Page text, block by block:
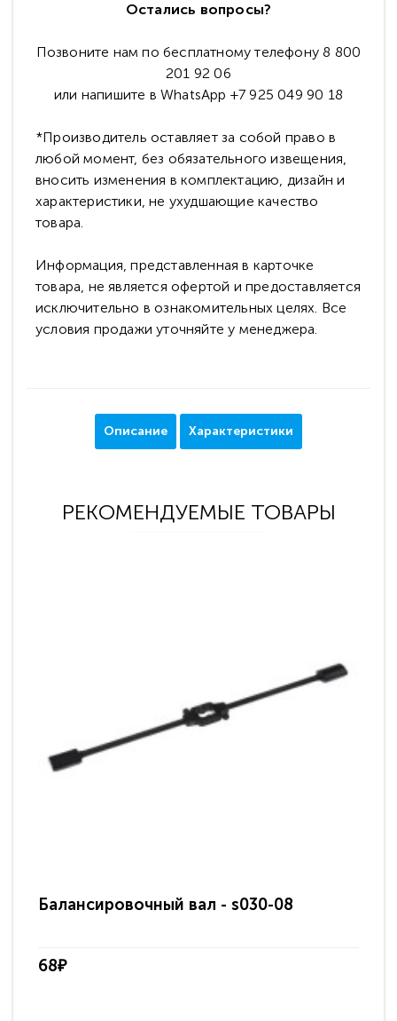
Остались вопросы?
Позвоните нам по бесплатному телефону 8 800
201 92 06
или напишите в WhatsApp +7 925 049 90 18
*Производитель оставляет за собой право в
любой момент, без обязательного извещения,
вносить изменения в комплектацию, дизайн и
характеристики, не ухудшающие качество
товара.
Информация, представленная в карточке
товара, не является офертой и предоставляется
исключительно в ознакомительных целях. Все
условия продажи уточняйте у менеджера.
Описание Характеристики
РЕКОМЕНДУЕМЫЕ ТОВАРЫ
Балансировочный вал - s030-08
68₽